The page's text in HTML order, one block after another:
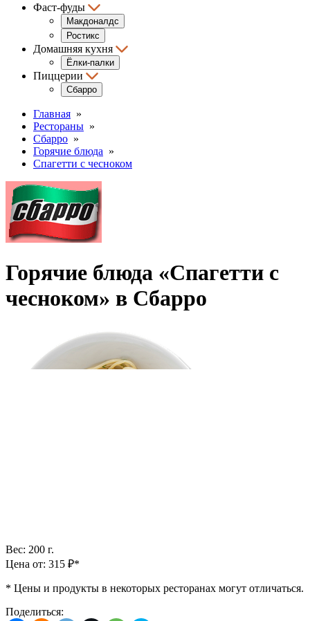
Фаст-фуды
Макдоналдс
Ростикс
Домашняя кухня
Ёлки-палки
Пиццерии
Сбарро
Главная »
Рестораны »
Сбарро »
Горячие блюда »
Спагетти с чесноком
Горячие блюда «Спагетти с
чесноком» в Сбарро
Вес: 200 г.
Цена от: 315 ₽*
* Цены и продукты в некоторых ресторанах могут отличаться.
Поделиться: